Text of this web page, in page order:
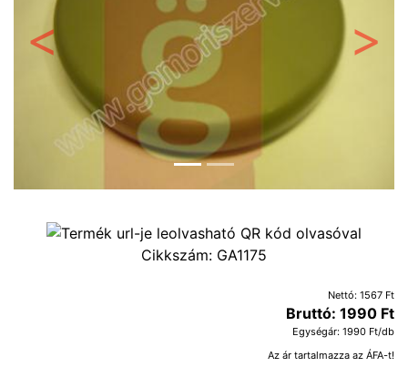
Előző
Cikkszám: GA1175
Nettó: 1567 Ft
Bruttó: 1990 Ft
Egységár: 1990 Ft/db
Az ár tartalmazza az ÁFA-t!